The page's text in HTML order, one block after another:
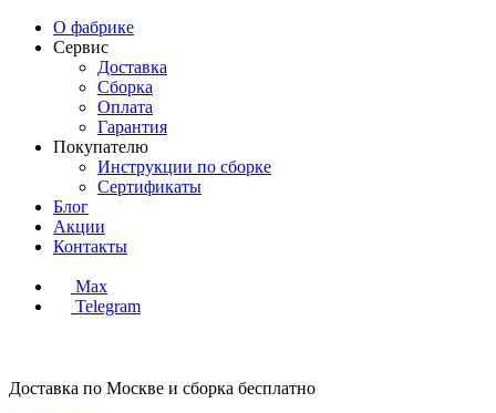
О фабрике
Сервис
Доставка
Сборка
Оплата
Гарантия
Покупателю
Инструкции по сборке
Сертификаты
Блог
Акции
Контакты
Max
Telegram
Доставка по Москве и сборка бесплатно